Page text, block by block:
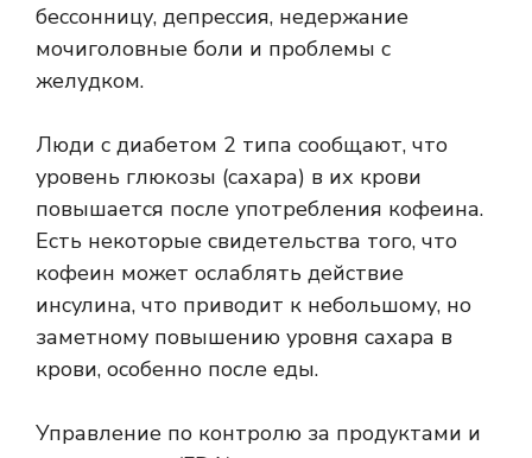
бессонницу, депрессия, недержание
мочиголовные боли и проблемы с
желудком.
Люди с диабетом 2 типа сообщают, что
уровень глюкозы (сахара) в их крови
повышается после употребления кофеина.
Есть некоторые свидетельства того, что
кофеин может ослаблять действие
инсулина, что приводит к небольшому, но
заметному повышению уровня сахара в
крови, особенно после еды.
Управление по контролю за продуктами и